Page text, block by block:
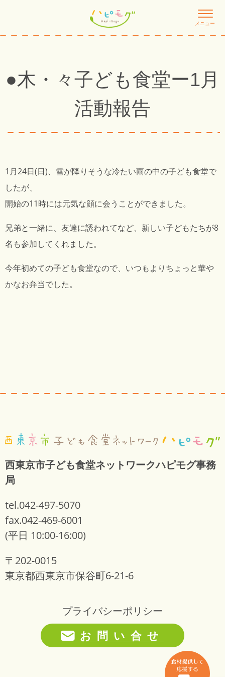
メニュー
●木・々子ども食堂ー1月
活動報告
1月24日(日)、雪が降りそうな冷たい雨の中の子ども食堂で
したが、
開始の11時には元気な顔に会うことができました。
兄弟と一緒に、友達に誘われてなど、新しい子どもたちが8
名も参加してくれました。
今年初めての子ども食堂なので、いつもよりちょっと華や
かなお弁当でした。
西東京市子ども食堂ネットワークハピモグ事務
局
tel.042-497-5070
fax.042-469-6001
(平日 10:00-16:00)
〒202-0015
東京都西東京市保谷町6-21-6
プライバシーポリシー
お問い合せ